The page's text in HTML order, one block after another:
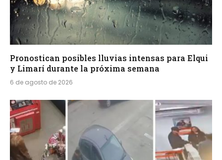
Pronostican posibles lluvias intensas para Elqui
y Limarí durante la próxima semana
6 de agosto de 2026